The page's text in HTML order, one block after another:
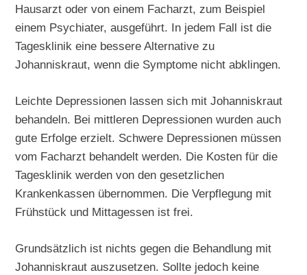
Hausarzt oder von einem Facharzt, zum Beispiel
einem Psychiater, ausgeführt. In jedem Fall ist die
Tagesklinik eine bessere Alternative zu
Johanniskraut, wenn die Symptome nicht abklingen.
Leichte Depressionen lassen sich mit Johanniskraut
behandeln. Bei mittleren Depressionen wurden auch
gute Erfolge erzielt. Schwere Depressionen müssen
vom Facharzt behandelt werden. Die Kosten für die
Tagesklinik werden von den gesetzlichen
Krankenkassen übernommen. Die Verpflegung mit
Frühstück und Mittagessen ist frei.
Grundsätzlich ist nichts gegen die Behandlung mit
Johanniskraut auszusetzen. Sollte jedoch keine